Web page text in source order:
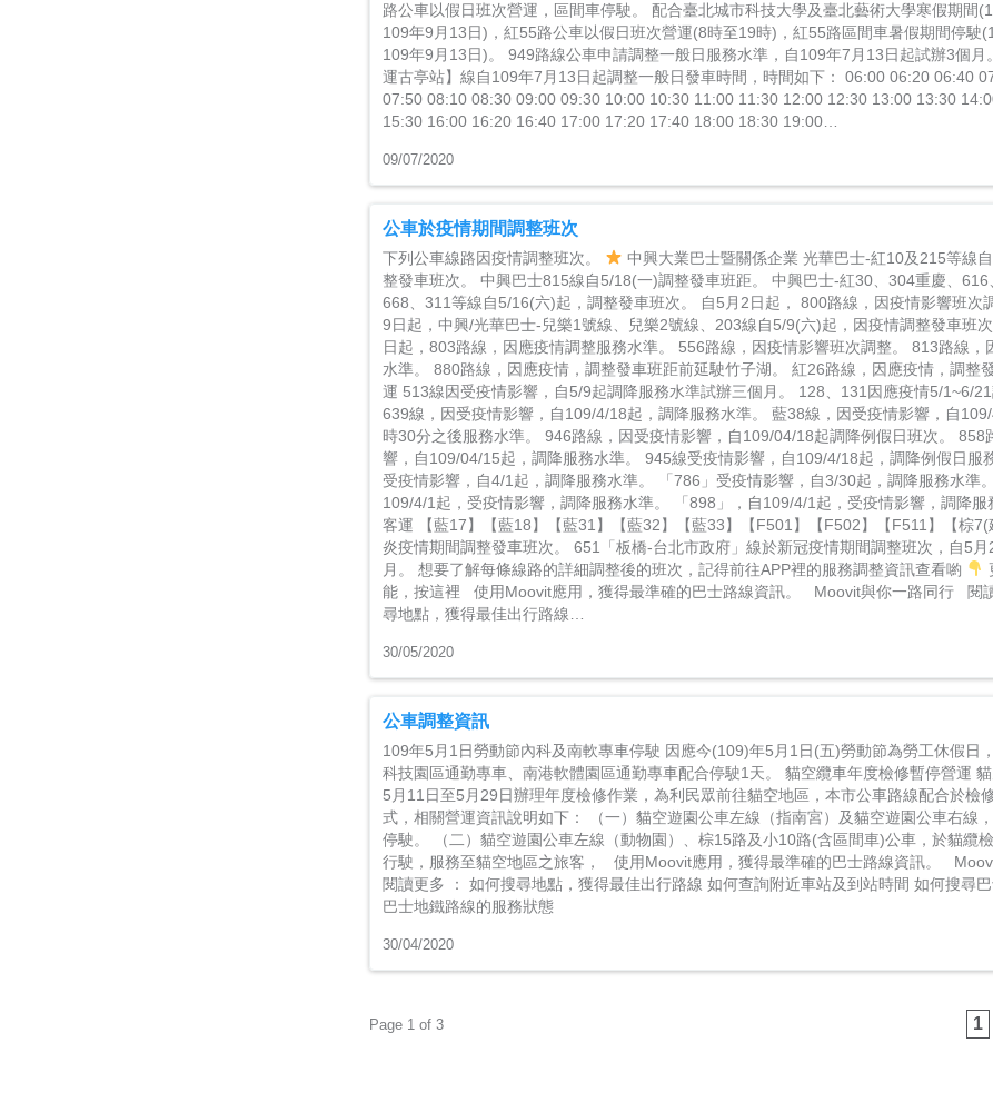
路公車以假日班次營運，區間車停駛。 配合臺北城市科技大學及臺北藝術大學寒假期間
109年9月13日)，紅55路公車以假日班次營運(8時至19時)，紅55路區間車暑假期間停駛
109年9月13日)。 949路線公車申請調整一般日服務水準，自109年7月13日起試辦3個月
運古亭站】線自109年7月13日起調整一般日發車時間，時間如下： 06:00 06:20 06:40
07:50 08:10 08:30 09:00 09:30 10:00 10:30 11:00 11:30 12:00 12:30 13:00 13:30
15:30 16:00 16:20 16:40 17:00 17:20 17:40 18:00 18:30 19:00…
09/07/2020
公車於疫情期間調整班次
下列公車線路因疫情調整班次。
中興大業巴士暨關係企業 光華巴士-紅10及215等線
整發車班次。 中興巴士815線自5/18(一)調整發車班距。 中興巴士-紅30、304重慶、616
668、311等線自5/16(六)起，調整發車班次。 自5月2日起， 800路線，因疫情影響班次
9日起，中興/光華巴士-兒樂1號線、兒樂2號線、203線自5/9(六)起，因疫情調整發車班
日起，803路線，因應疫情調整服務水準。 556路線，因疫情影響班次調整。 813路線，
水準。 880路線，因應疫情，調整發車班距前延駛竹子湖。 紅26路線，因應疫情，調整
運 513線因受疫情影響，自5/9起調降服務水準試辦三個月。 128、131因應疫情5/1~6/21
639線，因受疫情影響，自109/4/18起，調降服務水準。 藍38線，因受疫情影響，自
時30分之後服務水準。 946路線，因受疫情影響，自109/04/18起調降例假日班次。 858
響，自109/04/15起，調降服務水準。 945線受疫情影響，自109/4/18起，調降例假日服
受疫情影響，自4/1起，調降服務水準。 「786」受疫情影響，自3/30起，調降服務水準
109/4/1起，受疫情影響，調降服務水準。 「898」，自109/4/1起，受疫情影響，調降服
客運 【藍17】【藍18】【藍31】【藍32】【藍33】【F501】【F502】【F511】【棕7(
炎疫情期間調整發車班次。 651「板橋-台北市政府」線於新冠疫情期間調整班次，自5月
月。 想要了解每條線路的詳細調整後的班次，記得前往APP裡的服務調整資訊查看喲
能，按這裡 使用Moovit應用，獲得最準確的巴士路線資訊。 Moovit與你一路同行 閱
尋地點，獲得最佳出行路線…
30/05/2020
公車調整資訊
109年5月1日勞動節內科及南軟專車停駛 因應今(109)年5月1日(五)勞動節為勞工休假日
科技園區通勤專車、南港軟體園區通勤專車配合停駛1天。 貓空纜車年度檢修暫停營運
5月11日至5月29日辦理年度檢修作業，為利民眾前往貓空地區，本市公車路線配合於檢
式，相關營運資訊說明如下： （一）貓空遊園公車左線（指南宮）及貓空遊園公車右線
停駛。 （二）貓空遊園公車左線（動物園）、棕15路及小10路(含區間車)公車，於貓纜
行駛，服務至貓空地區之旅客， 使用Moovit應用，獲得最準確的巴士路線資訊。
閱讀更多 ： 如何搜尋地點，獲得最佳出行路線 如何查詢附近車站及到站時間 如何搜尋
巴士地鐵路線的服務狀態
30/04/2020
Page 1 of 3 1